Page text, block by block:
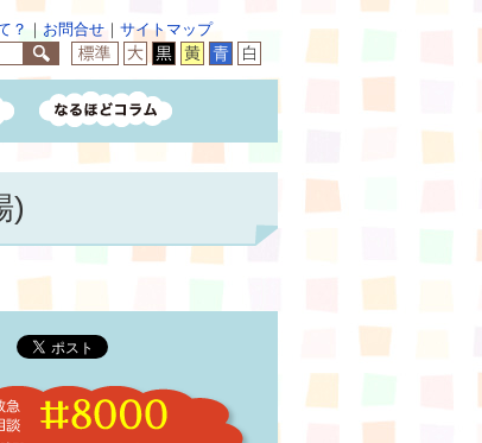
？ ｜ お問合せ ｜ サイトマップ
)